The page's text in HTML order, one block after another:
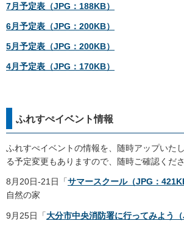
7月予定表（JPG：188KB）
6月予定表（JPG：200KB）
5月予定表（JPG：200KB）
4月予定表（JPG：170KB）
ふれすぺイベント情報
ふれすぺイベントの情報を、随時アップいた
る予定変更もありますので、随時ご確認くださ
8月20日-21日「サマースクール（JPG：
自然の家
9月25日「大分市中央消防署に行ってみよう（